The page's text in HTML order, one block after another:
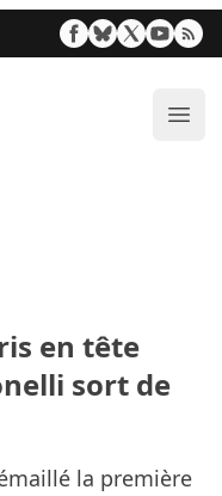
en tête
sort de
la première